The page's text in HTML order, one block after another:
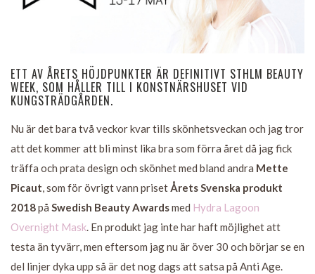
ETT AV ÅRETS HÖJDPUNKTER ÄR DEFINITIVT STHLM BEAUTY
WEEK, SOM HÅLLER TILL I KONSTNÄRSHUSET VID
KUNGSTRÄDGÅRDEN.
Nu är det bara två veckor kvar tills skönhetsveckan och jag tror
att det kommer att bli minst lika bra som förra året då jag fick
träffa och prata design och skönhet med bland andra Mette
Picaut, som för övrigt vann prisetÅrets Svenska produkt
2018på Swedish Beauty Awardsmed Hydra Lagoon
Overnight Mask. En produkt jag inte har haft möjlighet att
testa än tyvärr, men eftersom jag nu är över 30 och börjar se en
del linjer dyka upp så är det nog dags att satsa på Anti Age.